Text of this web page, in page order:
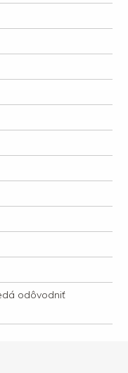
odôvodniť